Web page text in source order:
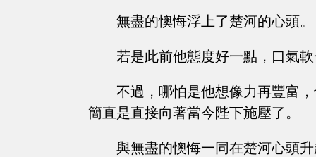
無盡的懊悔浮上了楚河的心頭。
若是此前他態度好一點，口氣
不過，哪怕是他想像力再豐富
簡直是直接向著當今陛下施壓了。
與無盡的懊悔一同在楚河心頭